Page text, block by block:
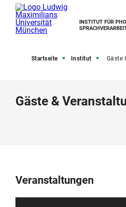
INSTITUT FÜR
Startseite Institut Gäste
Gäste &
Veranstaltungen